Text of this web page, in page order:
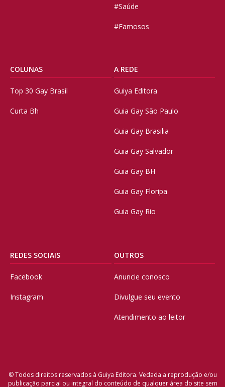
#Saúde
#Famosos
COLUNAS
Top 30 Gay Brasil
Curta Bh
A REDE
Guiya Editora
Guia Gay São Paulo
Guia Gay Brasilia
Guia Gay Salvador
Guia Gay BH
Guia Gay Floripa
Guia Gay Rio
REDES SOCIAIS
Facebook
Instagram
OUTROS
Anuncie conosco
Divulgue seu evento
Atendimento ao leitor
© Todos direitos reservados à Guiya Editora. Vedada a reprodução e/ou
publicação parcial ou integral do conteúdo de qualquer área do site sem